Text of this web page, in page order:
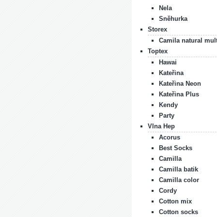
Nela
Sněhurka
Storex
Camila natural
Toptex
Hawai
Kateřina
Kateřina Neon
Kateřina Plus
Kendy
Party
Vlna Hep
Acorus
Best Socks
Camilla
Camilla batik
Camilla color
Cordy
Cotton mix
Cotton socks